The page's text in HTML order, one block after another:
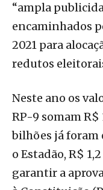
“ampla
encaminhados
2021 para
redutos
Neste ano os
RP-9 somam R$
bilhões já foram
o Estadão, R$
garantir a